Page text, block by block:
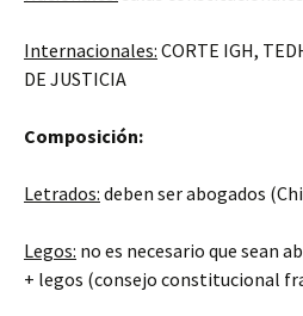
Internacionales: CORTE IGH,
DE JUSTICIA
Composición:
Letrados: deben ser abogados
Legos: no es necesario que sean
+ legos (consejo constitucional